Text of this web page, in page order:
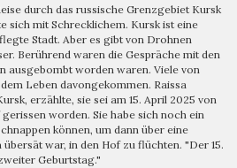
durch das russische Grenzgebiet Kursk
sich mit Schrecklichem. Kursk ist eine
Stadt. Aber es gibt von Drohnen
Berührend waren die Gespräche mit den
ausgebombt worden waren. Viele von
Leben davongekommen. Raissa
erzählte, sie sei am 15. April 2025 von
worden. Sie habe sich noch ein
können, um dann über eine
war, in den Hof zu flüchten. "Der 15.
Geburtstag."